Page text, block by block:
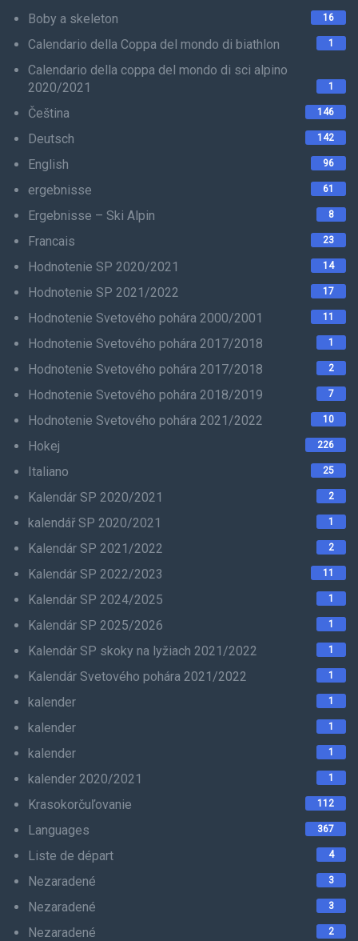
Boby a skeleton
16
Calendario della Coppa del mondo di biathlon 1
Calendario della coppa del mondo di sci alpino
2020/2021
1
Čeština 146
Deutsch 142
English 96
ergebnisse 61
Ergebnisse – Ski Alpin 8
Francais 23
Hodnotenie SP 2020/2021 14
Hodnotenie SP 2021/2022 17
Hodnotenie Svetového pohára 2000/2001 11
Hodnotenie Svetového pohára 2017/2018 1
Hodnotenie Svetového pohára 2017/2018 2
Hodnotenie Svetového pohára 2018/2019 7
Hodnotenie Svetového pohára 2021/2022 10
Hokej 226
Italiano 25
Kalendár SP 2020/2021 2
kalendář SP 2020/2021 1
Kalendár SP 2021/2022 2
Kalendár SP 2022/2023 11
Kalendár SP 2024/2025 1
Kalendár SP 2025/2026 1
Kalendár SP skoky na lyžiach 2021/2022 1
Kalendár Svetového pohára 2021/2022 1
kalender 1
kalender 1
kalender 1
kalender 2020/2021 1
Krasokorčuľovanie 112
Languages 367
Liste de départ 4
Nezaradené 3
Nezaradené 3
Nezaradené 2